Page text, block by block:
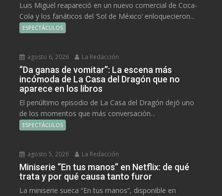
Luis Miguel reapareció en un nuevo comercial de Coca-
Cola y los fanáticos del ‘Sol de México’ enloquecieron...
ESPECTÁCULOS
agosto 6, 2026 La Redacción
“Da ganas de vomitar”: La escena más
incómoda de La Casa del Dragón que no
aparece en los libros
El penúltimo episodio de La Casa del Dragón dejó uno
de los momentos que más conversación...
ESPECTÁCULOS
agosto 5, 2026 La Redacción
Miniserie “En tus manos” en Netflix: de qué
trata y por qué causa tanto furor
La miniserie sueca “En tus manos”, disponible en